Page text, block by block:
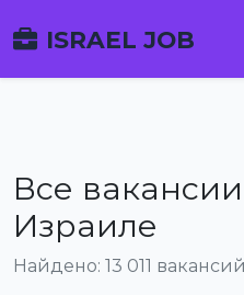
ISRAEL JOB
Все
Израиле
Найдено: 13 011 вакансий